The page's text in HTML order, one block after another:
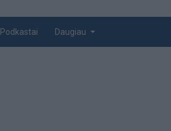
Podkastai Daugiau